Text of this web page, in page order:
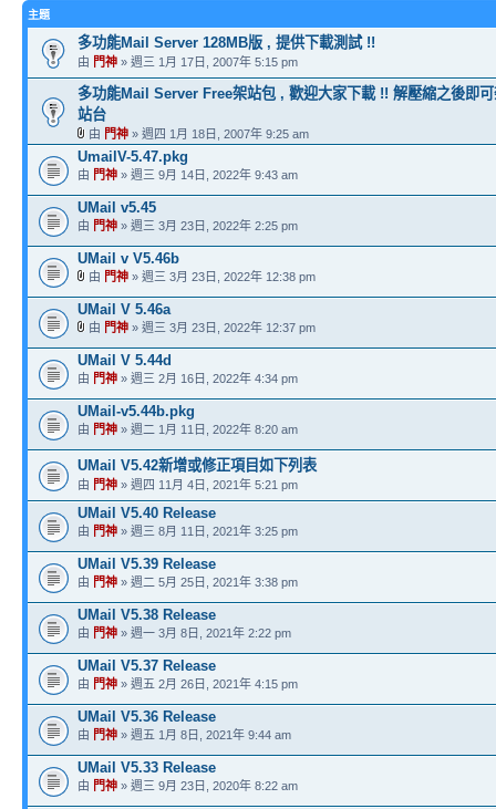
主題
多功能Mail Server 128MB版 , 提供下載測試 !!
由 門神 » 週三 1月 17日, 2007年 5:15 pm
多功能Mail Server Free架站包 , 歡迎大家下載 !! 解壓縮之後即
站台
由 門神 » 週四 1月 18日, 2007年 9:25 am
UmailV-5.47.pkg
由 門神 » 週三 9月 14日, 2022年 9:43 am
UMail v5.45
由 門神 » 週三 3月 23日, 2022年 2:25 pm
UMail v V5.46b
由 門神 » 週三 3月 23日, 2022年 12:38 pm
UMail V 5.46a
由 門神 » 週三 3月 23日, 2022年 12:37 pm
UMail V 5.44d
由 門神 » 週三 2月 16日, 2022年 4:34 pm
UMail-v5.44b.pkg
由 門神 » 週二 1月 11日, 2022年 8:20 am
UMail V5.42新增或修正項目如下列表
由 門神 » 週四 11月 4日, 2021年 5:21 pm
UMail V5.40 Release
由 門神 » 週三 8月 11日, 2021年 3:25 pm
UMail V5.39 Release
由 門神 » 週二 5月 25日, 2021年 3:38 pm
UMail V5.38 Release
由 門神 » 週一 3月 8日, 2021年 2:22 pm
UMail V5.37 Release
由 門神 » 週五 2月 26日, 2021年 4:15 pm
UMail V5.36 Release
由 門神 » 週五 1月 8日, 2021年 9:44 am
UMail V5.33 Release
由 門神 » 週三 9月 23日, 2020年 8:22 am